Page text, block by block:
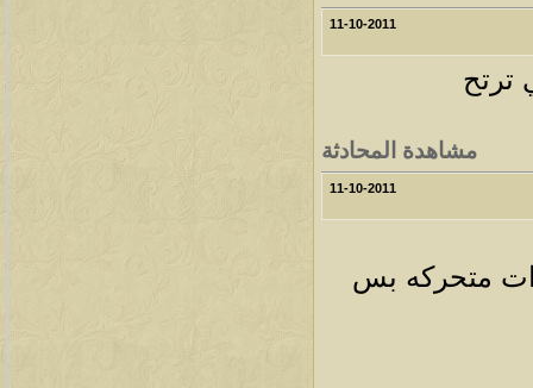
11-10-2011
مشاهدة المحادثة
11-10-2011
متحركه بس